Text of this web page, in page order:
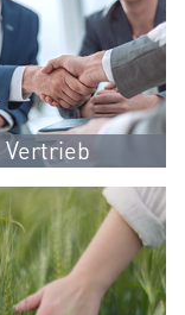
Vertrieb